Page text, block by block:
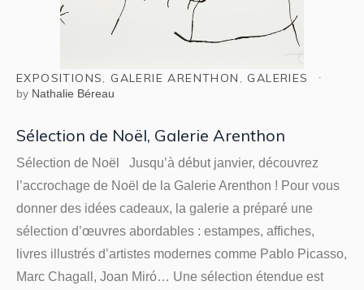
EXPOSITIONS, GALERIE ARENTHON , GALERIES
by Nathalie Béreau
Sélection de Noël, Galerie Arenthon
Sélection de Noël Jusqu’à début janvier, découvrez
l’accrochage de Noël de la Galerie Arenthon ! Pour vous
donner des idées cadeaux, la galerie a préparé une
sélection d’œuvres abordables : estampes, affiches,
livres illustrés d’artistes modernes comme Pablo Picasso,
Marc Chagall, Joan Miró… Une sélection étendue est